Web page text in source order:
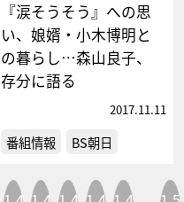
『涙そうそう』への思
い、娘婿・小木博明と
の暮らし…森山良子、
存分に語る
2017.11.11
番組情報 BS朝日